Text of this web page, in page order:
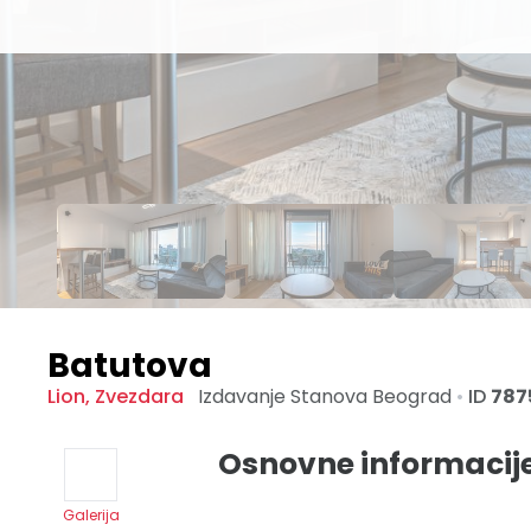
Batutova
Lion, Zvezdara Izdavanje Stanova Beograd • ID
Galerija
Osnovne